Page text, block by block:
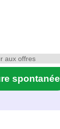
spontanée
aux offres